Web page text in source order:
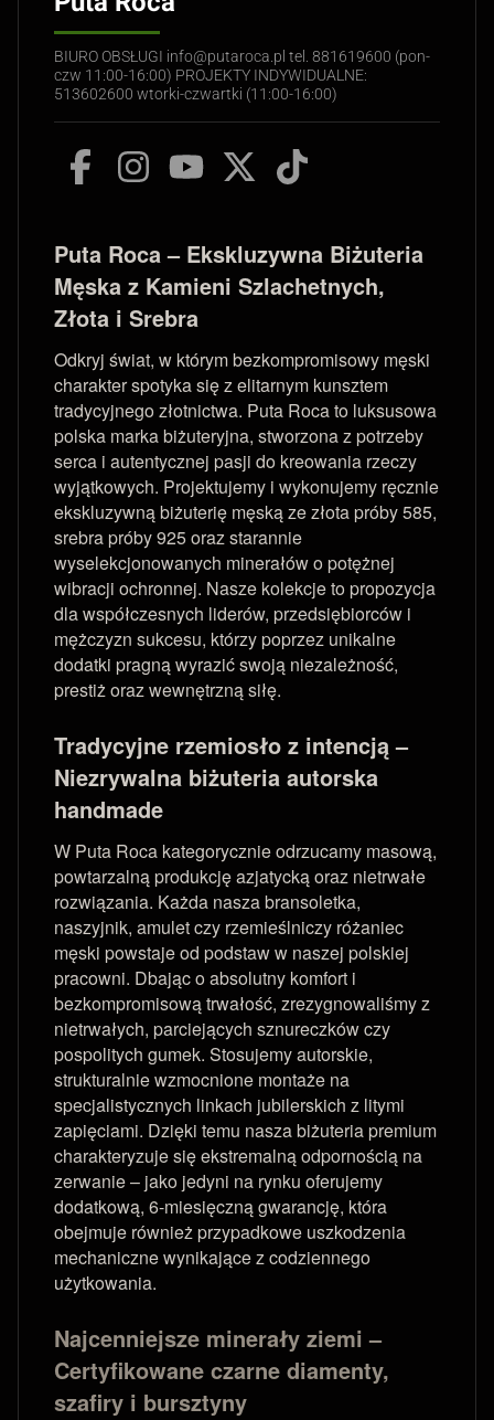
BIURO OBSŁUGI info@putaroca.pl tel. 881619600 (pon-
czw 11:00-16:00) PROJEKTY INDYWIDUALNE:
513602600 wtorki-czwartki (11:00-16:00)
Puta Roca – Ekskluzywna Biżuteria
Męska z Kamieni Szlachetnych,
Złota i Srebra
Odkryj świat, w którym bezkompromisowy męski
charakter spotyka się z elitarnym kunsztem
tradycyjnego złotnictwa. Puta Roca to luksusowa
polska marka biżuteryjna, stworzona z potrzeby
serca i autentycznej pasji do kreowania rzeczy
wyjątkowych. Projektujemy i wykonujemy ręcznie
ekskluzywną biżuterię męską ze złota próby 585,
srebra próby 925 oraz starannie
wyselekcjonowanych minerałów o potężnej
wibracji ochronnej. Nasze kolekcje to propozycja
dla współczesnych liderów, przedsiębiorców i
mężczyzn sukcesu, którzy poprzez unikalne
dodatki pragną wyrazić swoją niezależność,
prestiż oraz wewnętrzną siłę.
Tradycyjne rzemiosło z intencją –
Niezrywalna biżuteria autorska
handmade
W Puta Roca kategorycznie odrzucamy masową,
powtarzalną produkcję azjatycką oraz nietrwałe
rozwiązania. Każda nasza bransoletka,
naszyjnik, amulet czy rzemieślniczy różaniec
męski powstaje od podstaw w naszej polskiej
pracowni. Dbając o absolutny komfort i
bezkompromisową trwałość, zrezygnowaliśmy z
nietrwałych, parciejących sznureczków czy
pospolitych gumek. Stosujemy autorskie,
strukturalnie wzmocnione montaże na
specjalistycznych linkach jubilerskich z litymi
zapięciami. Dzięki temu nasza biżuteria premium
charakteryzuje się ekstremalną odpornością na
zerwanie – jako jedyni na rynku oferujemy
dodatkową, 6-miesięczną gwarancję, która
obejmuje również przypadkowe uszkodzenia
mechaniczne wynikające z codziennego
użytkowania.
Najcenniejsze minerały ziemi –
Certyfikowane czarne diamenty,
szafiry i bursztyny